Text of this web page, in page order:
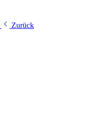
Zurück